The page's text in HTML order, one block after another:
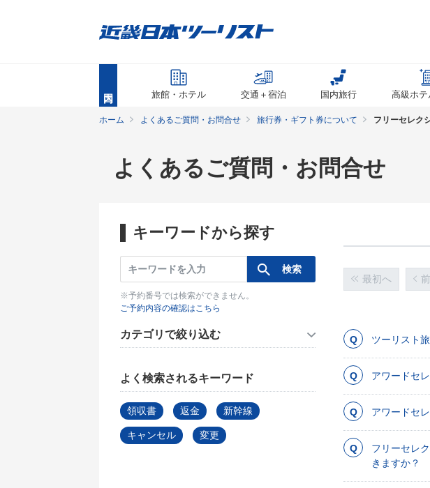
旅館・ホテル 交通＋宿泊 国内旅行 高級ホ
ホーム よくあるご質問・お問合せ 旅行券・ギフト券について フリーセレク
よくあるご質問・お問合せ
キーワードから探す
※予約番号では検索ができません。
ご予約内容の確認はこちら
カテゴリで絞り込む
よく検索されるキーワード
領収書 返金 新幹線
キャンセル 変更
最初へ
ツーリスト
アワードセ
アワードセ
フリーセレ
きますか？